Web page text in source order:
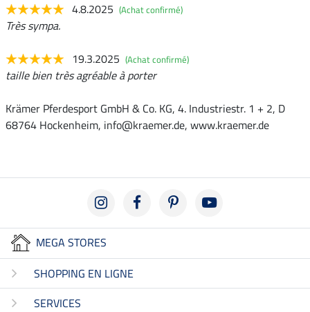
4.8.2025 (Achat confirmé)
Très sympa.
19.3.2025 (Achat confirmé)
taille bien très agréable à porter
Krämer Pferdesport GmbH & Co. KG, 4. Industriestr. 1 + 2, D
68764 Hockenheim, info@kraemer.de, www.kraemer.de
MEGA STORES
SHOPPING EN LIGNE
SERVICES